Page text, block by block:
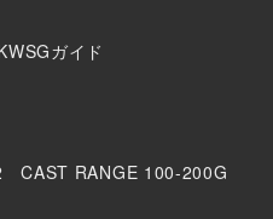
ガイド
CAST RANGE 100-200G